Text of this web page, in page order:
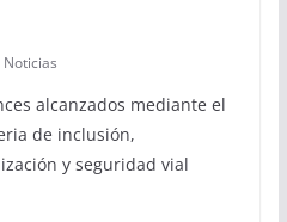
una